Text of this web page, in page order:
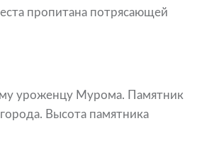
пропитана потрясающей
уроженцу Мурома. Памятник
Высота памятника